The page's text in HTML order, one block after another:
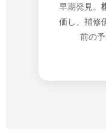
早期発見。
価し、補修
前の